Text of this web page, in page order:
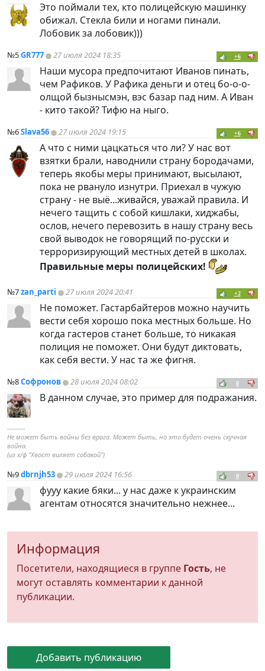
Добавить публикацию
Это поймали тех, кто полицейскую машинку
обижал. Стекла били и ногами пинали.
Лобовик за лобовик)))
№5GR777 27 июля 2024 18:35 +6
Наши мусора предпочитают Иванов пинать,
чем Рафиков. У Рафика деньги и отец бо-о-о-
олщой бызнысмэн, вэс базар пад ним. А Иван
- кито такой? Тифю на ныго.
№6Slava56 27 июля 2024 19:15 +6
А что с ними цацкаться что ли? У нас вот
взятки брали, наводнили страну бородачами,
теперь якобы меры принимают, высылают,
пока не рвануло изнутри. Приехал в чужую
страну - не выё...живайся, уважай правила. И
нечего тащить с собой кишлаки, хиджабы,
ослов, нечего перевозить в нашу страну весь
свой выводок не говорящий по-русски и
терроризирующий местных детей в школах.
Правильные меры полицейских!
№7zan_parti 27 июля 2024 20:41 +2
Не поможет. Гастарбайтеров можно научить
вести себя хорошо пока местных больше. Но
когда гастеров станет больше, то никакая
полиция не поможет. Они будут диктовать,
как себя вести. У нас та же фигня.
№8Софронов 28 июля 2024 08:02 0
В данном случае, это пример для подражания.
----------
Не может быть войны без врага. Может быть, но это будет очень скучная
война.
(из х/ф "Хвост виляет собакой")
№9dbrnjh53 29 июля 2024 16:56 0
фууу какие бяки... у нас даже к украинским
агентам относятся значительно нежнее...
Информация
Посетители, находящиеся в группе Гость, не
могут оставлять комментарии к данной
публикации.